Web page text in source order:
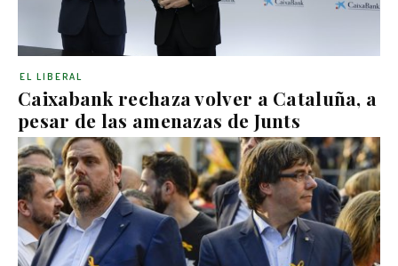
Caixabank rechaza volver a Cataluña, a
pesar de las amenazas de Junts
EL LIBERAL